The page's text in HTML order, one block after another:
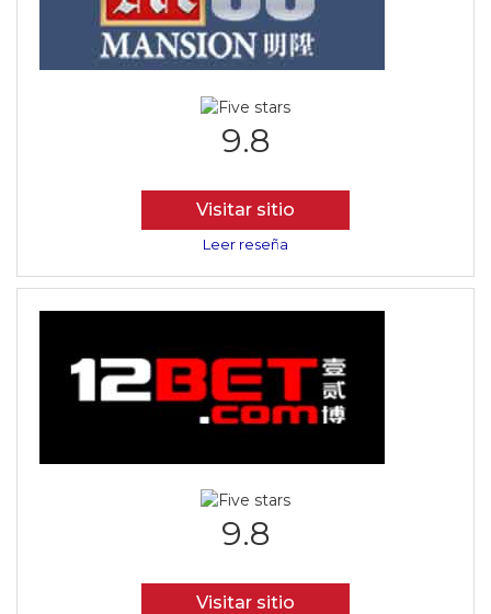
9.8
Visitar sitio
Leer reseña
9.8
Visitar sitio